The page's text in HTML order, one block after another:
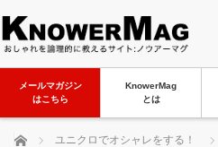
メールマガジン
はこちら
KnowerMag
とは
ホーム ユニクロでオシャレをする！